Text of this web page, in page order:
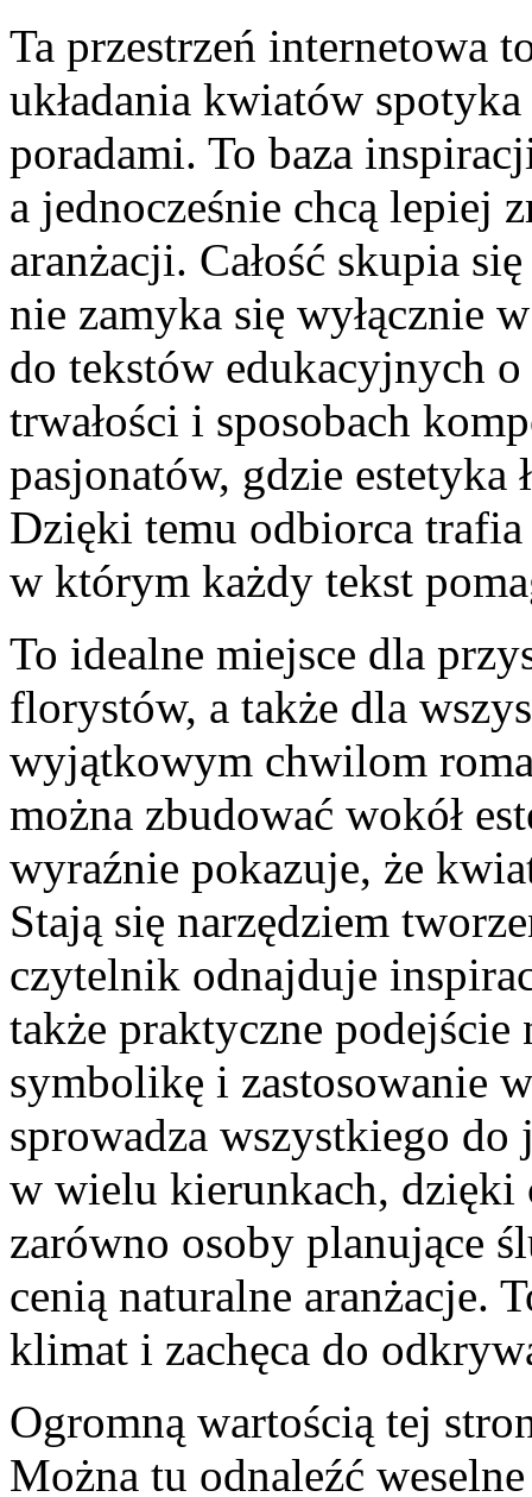
Ta przestrzeń internetowa
układania kwiatów
poradami. To baza
a jednocześnie chcą lepiej
aranżacji. Całość skupia
nie zamyka się wyłącznie
do tekstów edukacyjnych
trwałości i sposobach
pasjonatów, gdzie estetyka
Dzięki temu odbiorca
w którym każdy tekst
To idealne miejsce dla
florystów, a także dla
wyjątkowym chwilom
można zbudować wokół
wyraźnie pokazuje, że
Stają się narzędziem
czytelnik odnajduje
także praktyczne podejście
symbolikę i zastosowanie
sprowadza wszystkiego
w wielu kierunkach, dzięki
zarówno osoby planujące
cenią naturalne aranżacje.
klimat i zachęca do
Ogromną wartością tej
Można tu odnaleźć